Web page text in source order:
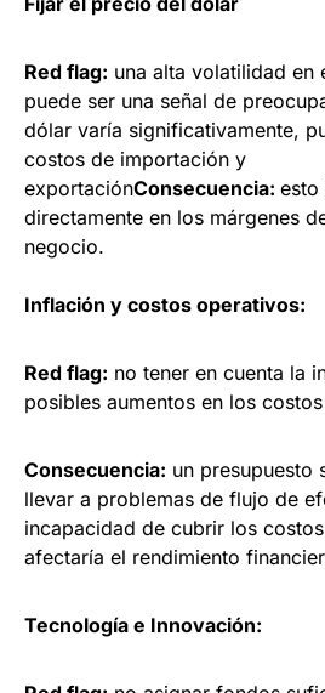
Red flag: una alta volatilidad en
puede ser una señal de
dólar varía significativamente,
costos de importación y
exportaciónConsecuencia: esto
directamente en los márgenes
negocio.
Inflación y costos operativos:
Red flag: no tener en cuenta la
posibles aumentos en los
Consecuencia: un presupuesto
llevar a problemas de flujo de
incapacidad de cubrir los
afectaría el rendimiento
Tecnología e Innovación: